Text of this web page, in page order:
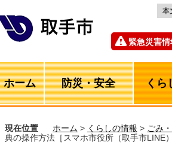
本
緊急災害情
ホーム 防災・安全 くら
現在位置 ホーム > くらしの情報 > ごみ
典の操作方法［スマホ市役所（取手市LINE）